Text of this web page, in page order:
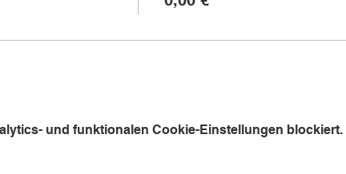
und funktionalen Cookie-Einstellungen blockiert.